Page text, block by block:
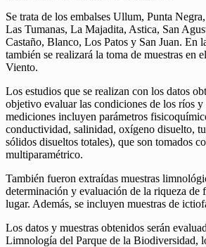
Se trata de los embalses Ullum, Punta
Las Tumanas, La Majadita, Astica, San
Castaño, Blanco, Los Patos y San Juan. En
también se realizará la toma de muestras en
Viento.
Los estudios que se realizan con los datos
objetivo evaluar las condiciones de los ríos y
mediciones incluyen parámetros
conductividad, salinidad, oxígeno disuelto,
sólidos disueltos totales), que son tomados
multiparamétrico.
También fueron extraídas muestras
determinación y evaluación de la riqueza de
lugar. Además, se incluyen muestras de
Los datos y muestras obtenidos serán
Limnología del Parque de la Biodiversidad,